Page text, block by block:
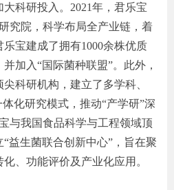
科研投入。2021年，君乐宝
究院，科学布局全产业链，着
宝建成了拥有1000余株优质
加入“国际菌种联盟”。此外，
科研机构，建立了多学科、
化研究模式，推动“产学研”深
与我国食品科学与工程领域顶
益生菌联合创新中心”，旨在聚
、功能评价及产业化应用。